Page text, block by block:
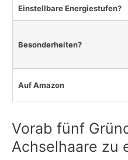
Einstellbare Energiestufen?
Besonderheiten?
Auf Amazon
Vorab fünf
Achselhaare zu